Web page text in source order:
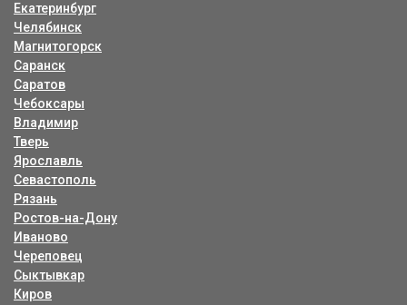
Екатеринбург
Челябинск
Магнитогорск
Саранск
Саратов
Чебоксары
Владимир
Тверь
Ярославль
Севастополь
Рязань
Ростов-на-Дону
Иваново
Череповец
Сыктывкар
Киров